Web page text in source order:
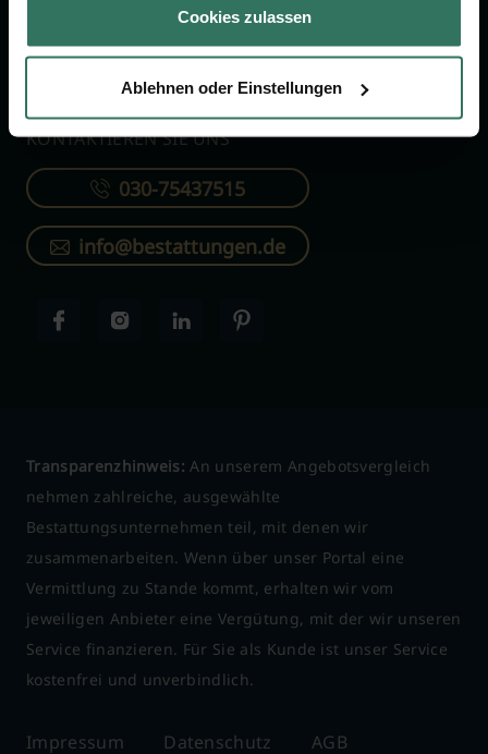
Cookies zulassen
Ablehnen oder Einstellungen
KONTAKTIEREN SIE UNS
030-75437515
info@bestattungen.de
Transparenzhinweis: An unserem Angebotsvergleich
nehmen zahlreiche, ausgewählte
Bestattungsunternehmen teil, mit denen wir
zusammenarbeiten. Wenn über unser Portal eine
Vermittlung zu Stande kommt, erhalten wir vom
jeweiligen Anbieter eine Vergütung, mit der wir unseren
Service finanzieren. Für Sie als Kunde ist unser Service
kostenfrei und unverbindlich.
Impressum Datenschutz AGB